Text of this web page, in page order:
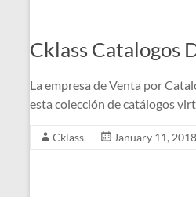
Cklass Catalogos
La empresa de Venta por
esta colección de catálogos
Cklass January 11, 2018